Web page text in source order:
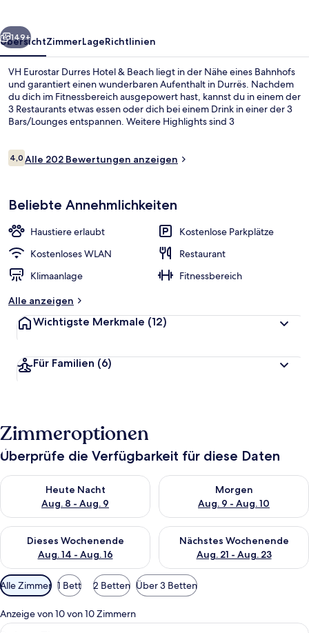
Weiter
149+
ÜbersichtZimmerLageRichtlinien
VH Eurostar Durres Hotel & Beach liegt in der Nähe eines Bahnhofs
und garantiert einen wunderbaren Aufenthalt in Durrës. Nachdem
du dich im Fitnessbereich ausgepowert hast, kannst du in einem der
3 Restaurants etwas essen oder dich bei einem Drink in einer der 3
Bars/Lounges entspannen. Weitere Highlights sind 3
Bewertungen
4,04,0 von 10.
Alle 202 Bewertungen anzeigen
Beliebte Annehmlichkeiten
Haustiere erlaubt
Kostenlose Parkplätze
Kostenloses WLAN
Restaurant
Klimaanlage
Fitnessbereich
Alle anzeigen
Wichtigste Merkmale (12)
Für Familien (6)
Zimmeroptionen
Überprüfe die Verfügbarkeit für diese Daten
Heute Nacht
Aug. 8 - Aug. 9
Überprüfe die Verfügbarkeit für heute Nacht, Aug. 8 - Aug. 9.
Morgen
Aug. 9 - Aug. 10
Überprüfe die Verfügbarkeit
Dieses Wochenende
Aug. 14 - Aug. 16
Überprüfe die Verfügbarkeit für dieses Wochenende, Aug. 14
Nächstes Wochenende
Aug. 21 - Aug. 23
Überprüfe die Verfügbarkeit
Verfügbare
Filter
für
Zimmer
Alle Zimmer 1 Bett 2 Betten Über 3 Betten
Anzeige von 10 von 10 Zimmern
Bettwäsche aus ägyptischer